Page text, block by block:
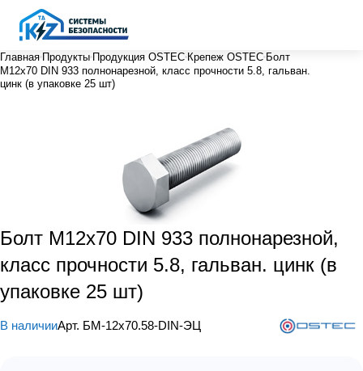
Главная Продукты Продукция OSTEC Крепеж OSTEC Болт
М12х70 DIN 933 полнонарезной, класс прочности 5.8, гальван.
цинк (в упаковке 25 шт)
Болт М12х70 DIN 933 полнонарезной,
класс прочности 5.8, гальван. цинк (в
упаковке 25 шт)
В наличииАрт. БМ-12х70.58-DIN-ЭЦ